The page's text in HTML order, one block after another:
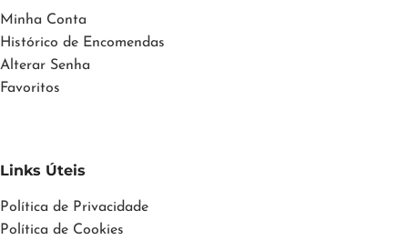
Minha Conta
Histórico de Encomendas
Alterar Senha
Favoritos
Links Úteis
Política de Privacidade
Política de Cookies